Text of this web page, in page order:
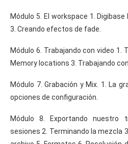
Módulo 5. El workspace 1.
3. Creando efectos de fade.
Módulo 6. Trabajando con video 1.
Memory locations 3. Trabajando
Módulo 7. Grabación y Mix. 1. La
opciones de configuración.
Módulo 8. Exportando nuestro
sesiones 2. Terminando la mezcla